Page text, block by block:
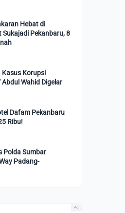
Hebat di
Pekanbaru, 8
Kasus Korupsi
Wahid Digelar
Dafam Pekanbaru
Ribu!
Polda Sumbar
Padang-
Ad